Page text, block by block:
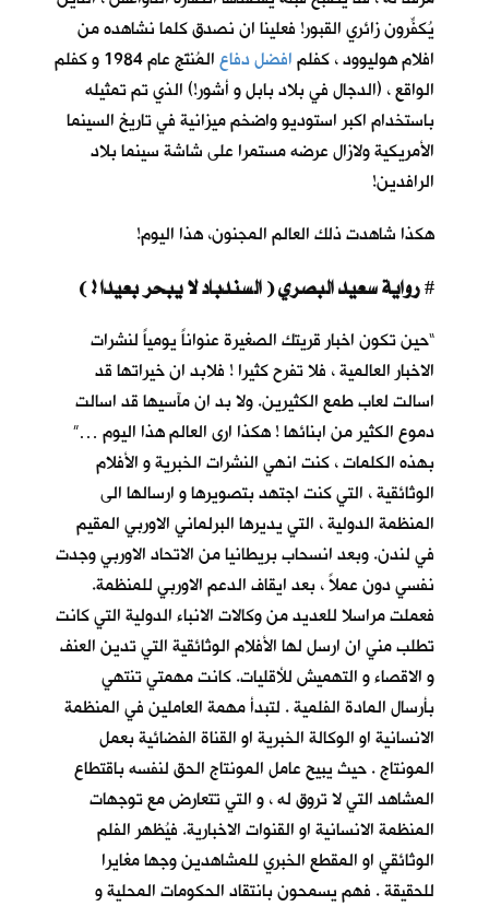
يُكفِّرون زائري القبور! فعلينا ان نصدق كلما نشاهده من
افلام هوليوود ، كفلمافضل دفاع
المُنتَج عام 1984 و كفلم
الواقع ، (الدجال في بلاد بابل و أشور!) الذي تم تمثيله
باستخدام اكبر استوديو واضخم ميزانية في تاريخ السينما
الأمريكية ولازال عرضه مستمرا على شاشة سينما بلاد
الرافدين!
هكذا شاهدت ذلك العالم المجنون، هذا اليوم!
#
“حين تكون اخبار قريتك الصغيرة عنواناً يومياً لنشرات
الاخبار العالمية ، فلا تفرح كثيرا ! فلابد ان خيراتها قد
اسالت لعاب طمع الكثيرين. ولا بد ان مآسيها قد اسالت
دموع الكثير من ابنائها ! هكذا ارى العالم هذا اليوم …”
بهذه الكلمات ، كنت انهي النشرات الخبرية و الأفلام
الوثائقية ، التي كنت اجتهد بتصويرها و ارسالها الى
المنظمة الدولية ، التي يديرها البرلماني الاوربي المقيم
في لندن. وبعد انسحاب بريطانيا من الاتحاد الاوربي وجدت
نفسي دون عملاً ، بعد ايقاف الدعم الاوربي للمنظمة.
فعملت مراسلا للعديد من وكالات الانباء الدولية التي كانت
تطلب مني ان ارسل لها الأفلام الوثائقية التي تدين العنف
و الاقصاء و التهميش للأقليات. كانت مهمتي تنتهي
بأرسال المادة الفلمية . لتبدأ مهمة العاملين في المنظمة
الانسانية او الوكالة الخبرية او القناة الفضائية بعمل
المونتاج . حيث يبيح عامل المونتاج الحق لنفسه باقتطاع
المشاهد التي لا تروق له ، و التي تتعارض مع توجهات
المنظمة الانسانية او القنوات الاخبارية. فيُظهر الفلم
الوثائقي او المقطع الخبري للمشاهدين وجها مغايرا
للحقيقة . فهم يسمحون بانتقاد الحكومات المحلية و